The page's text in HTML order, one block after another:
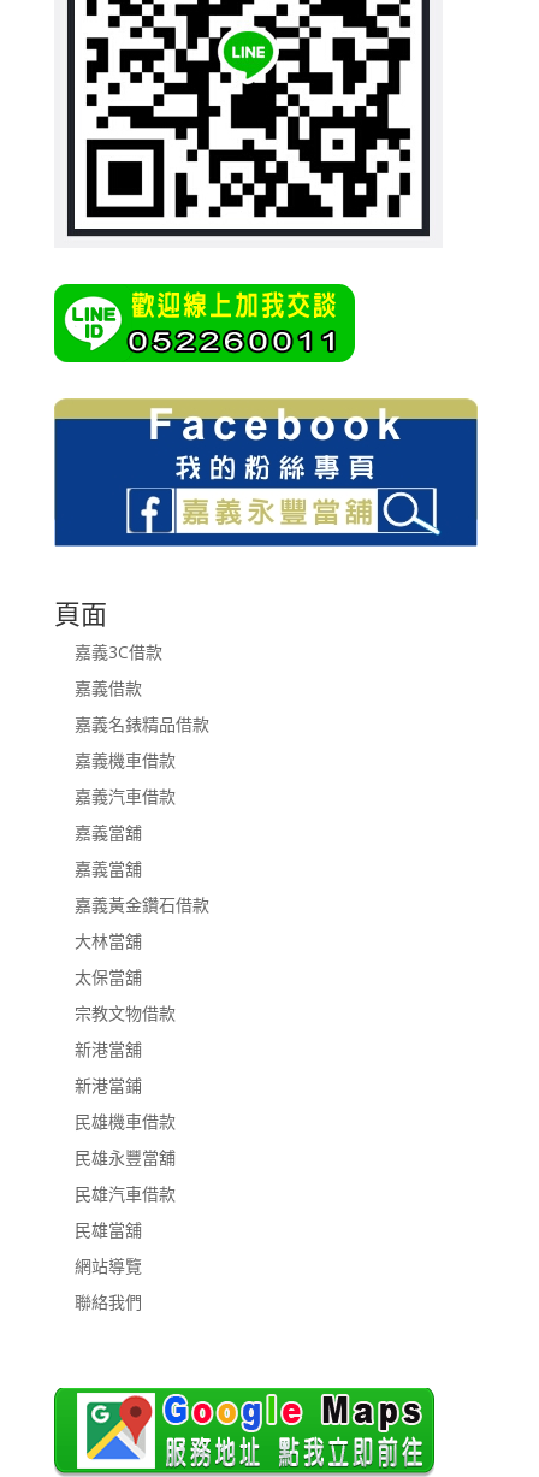
頁面
嘉義3C借款
嘉義借款
嘉義名錶精品借款
嘉義機車借款
嘉義汽車借款
嘉義當舖
嘉義當舖
嘉義黃金鑽石借款
大林當舖
太保當舖
宗教文物借款
新港當舖
新港當鋪
民雄機車借款
民雄永豐當舖
民雄汽車借款
民雄當舖
網站導覽
聯絡我們